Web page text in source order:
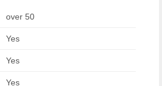
over 50
Yes
Yes
Yes